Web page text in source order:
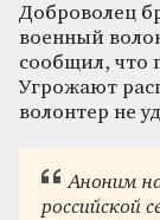
Доброволец
военный
сообщил, что
Угрожают
волонтер не
Аноним
российской